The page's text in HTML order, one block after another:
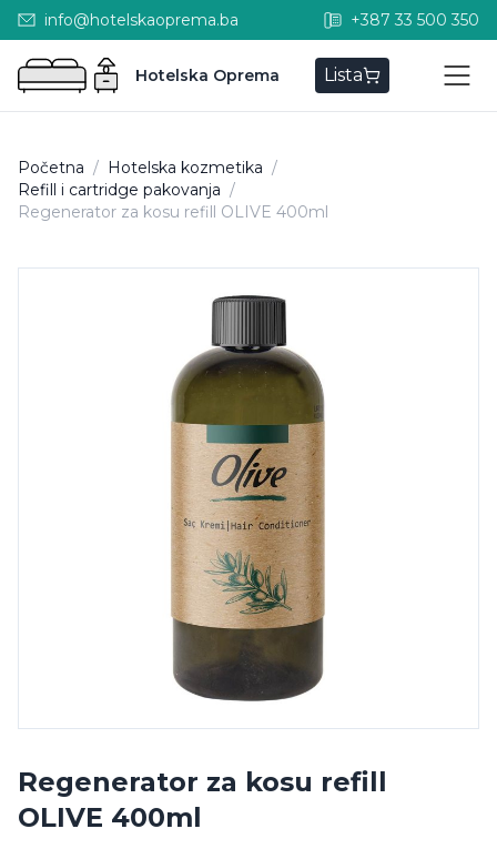
info@hotelskaoprema.ba +387 33 500 350
Hotelska Oprema Lista
Početna / Hotelska kozmetika /
Refill i cartridge pakovanja /
Regenerator za kosu refill OLIVE 400ml
Regenerator za kosu refill
OLIVE 400ml